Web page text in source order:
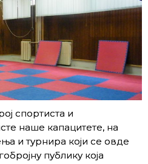
спортиста и
наше капацитете, на
и турнира који се овде
публику која